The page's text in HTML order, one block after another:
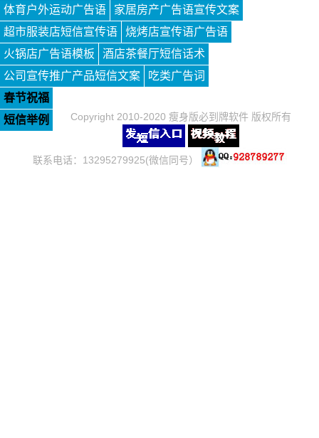
体育户外运动广告语
家居房产广告语宣传文案
超市服装店短信宣传语
烧烤店宣传语广告语
火锅店广告语模板
酒店茶餐厅短信话术
公司宣传推广产品短信文案
吃类广告词
春节祝福
短信举例
Copyright 2010-2020 瘦身版必到牌软件 版权所有
联系电话：13295279925(微信同号）